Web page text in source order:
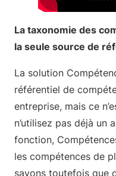
La taxonomie des
la seule source de
La solution
référentiel de
entreprise, mais ce
n’utilisez pas déjà
fonction,
les compétences de
savons toutefois que